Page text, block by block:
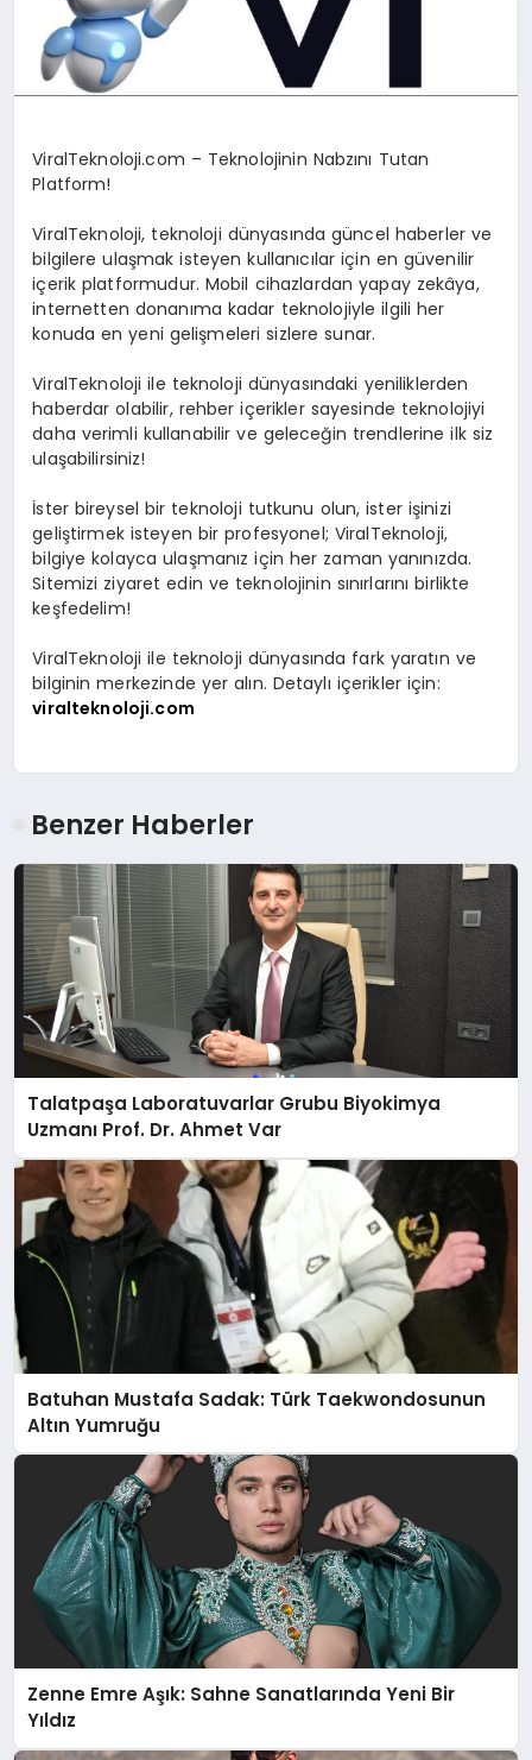
ViralTeknoloji.com – Teknolojinin Nabzını Tutan
Platform!
ViralTeknoloji, teknoloji dünyasında güncel haberler ve
bilgilere ulaşmak isteyen kullanıcılar için en güvenilir
içerik platformudur. Mobil cihazlardan yapay zekâya,
internetten donanıma kadar teknolojiyle ilgili her
konuda en yeni gelişmeleri sizlere sunar.
ViralTeknoloji ile teknoloji dünyasındaki yeniliklerden
haberdar olabilir, rehber içerikler sayesinde teknolojiyi
daha verimli kullanabilir ve geleceğin trendlerine ilk siz
ulaşabilirsiniz!
İster bireysel bir teknoloji tutkunu olun, ister işinizi
geliştirmek isteyen bir profesyonel; ViralTeknoloji,
bilgiye kolayca ulaşmanız için her zaman yanınızda.
Sitemizi ziyaret edin ve teknolojinin sınırlarını birlikte
keşfedelim!
ViralTeknoloji ile teknoloji dünyasında fark yaratın ve
bilginin merkezinde yer alın. Detaylı içerikler için:
viralteknoloji.com
Benzer Haberler
Talatpaşa Laboratuvarlar Grubu Biyokimya
Uzmanı Prof. Dr. Ahmet Var
Batuhan Mustafa Sadak: Türk Taekwondosunun
Altın Yumruğu
Zenne Emre Aşık: Sahne Sanatlarında Yeni Bir
Yıldız